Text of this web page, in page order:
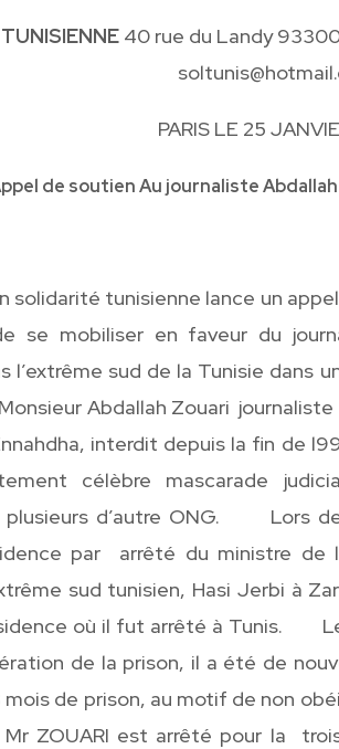
40 rue du Landy
PARIS LE 25
de soutien Au journaliste
solidarité tunisienne lance un
se mobiliser en faveur du
l’extrême sud de la Tunisie dans
Abdallah Zouari journaliste
interdit depuis la fin de
célèbre mascarade
plusieurs d’autre ONG. Lors
par arrêté du ministre de
sud tunisien, Hasi Jerbi à
où il fut arrêté à Tunis. Le
de la prison, il a été de
mois de prison, au motif de non
Mr ZOUARI est arrêté pour la